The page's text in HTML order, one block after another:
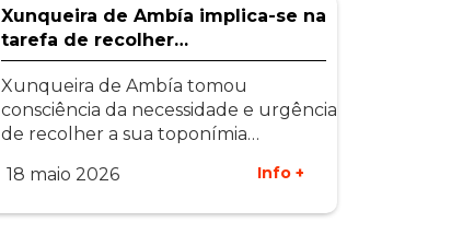
Xunqueira de Ambía implica-se na
tarefa de recolher…
Xunqueira de Ambía tomou
consciência da necessidade e urgência
de recolher a sua toponímia…
18 maio 2026
Info +